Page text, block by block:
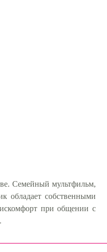
Семейный мультфильм,
обладает собственными
при общении с